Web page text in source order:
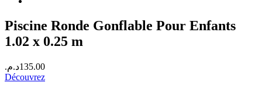
Piscine Ronde Gonflable Pour Enfants
1.02 x 0.25 m
135.00د.م.
Découvrez